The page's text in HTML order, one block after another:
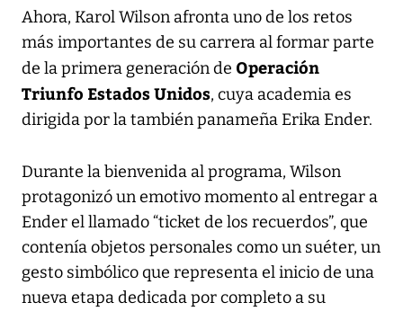
Ahora, Karol Wilson afronta uno de los retos
más importantes de su carrera al formar parte
de la primera generación de Operación
Triunfo Estados Unidos, cuya academia es
dirigida por la también panameña Erika Ender.
Durante la bienvenida al programa, Wilson
protagonizó un emotivo momento al entregar a
Ender el llamado “ticket de los recuerdos”, que
contenía objetos personales como un suéter, un
gesto simbólico que representa el inicio de una
nueva etapa dedicada por completo a su